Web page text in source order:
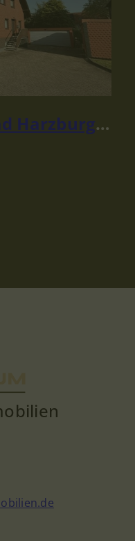
Haus kaufen in Bad Harzburg: Gepflegtes Ein- bis Zweifamilienhaus mit großem Grundstück!